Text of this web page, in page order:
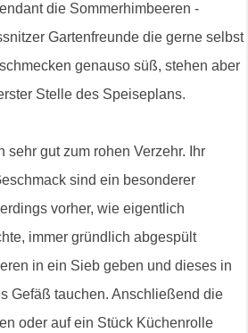
die Sommerhimbeeren -
Gartenfreunde die gerne selbst
genauso süß, stehen aber
Stelle des Speiseplans.
sehr gut zum rohen Verzehr. Ihr
sind ein besonderer
vorher, wie eigentlich
immer gründlich abgespült
in ein Sieb geben und dieses in
Gefäß tauchen. Anschließend die
oder auf ein Stück Küchenrolle